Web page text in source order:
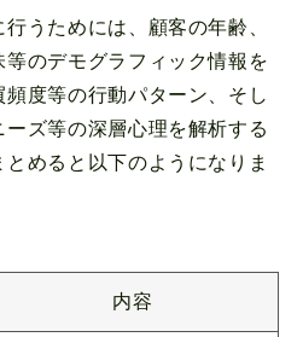
うためには、顧客の年齢、
のデモグラフィック情報を
度等の行動パターン、そし
ズ等の深層心理を解析する
めると以下のようになりま
内容